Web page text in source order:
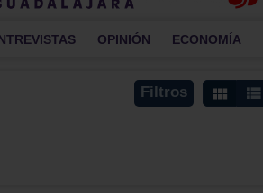
OPINIÓN ECONOMÍA
Filtros